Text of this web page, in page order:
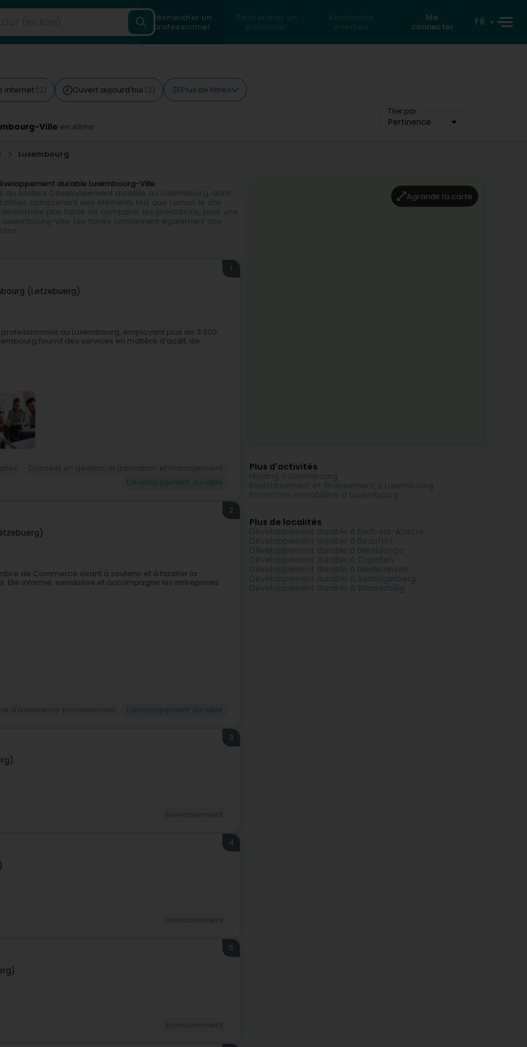
Rechercher un
professionnel
Rechercher un
particulier
Recherche
inversée
Me
connecter
FR
internet (2) Ouvert aujourd'hui (2) Plus de filtres
Trier par
Pertinence
Ville en 48ms
Luxembourg
durable Luxembourg-Ville
secteur Développement durable au Luxembourg, dans
comprenant des éléments tels que l’email, le site
plus facile de comparer les prestations, pour une
Ville. Les fiches contiennent également des
(Lëtzebuerg)
1
au Luxembourg, employant plus de 3 600
fournit des services en matière d’audit, de
2
de Commerce visant à soutenir et à faciliter la
informe, sensibilise et accompagne les entreprises
3
4
5
Agrandir la carte
Plus d'activités
Plus de localités